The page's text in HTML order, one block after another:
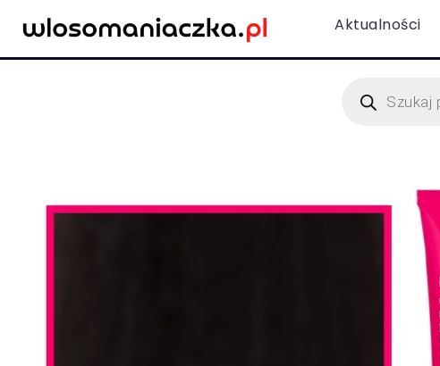
Aktualności